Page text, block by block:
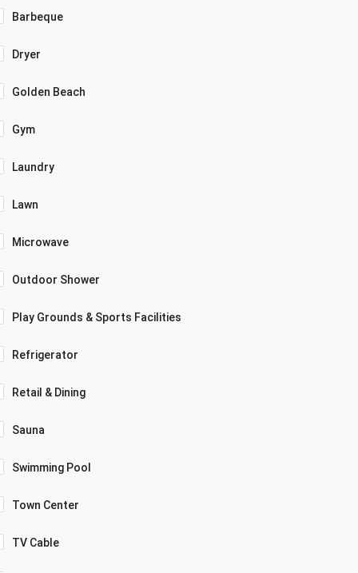
Barbeque
Dryer
Golden Beach
Gym
Laundry
Lawn
Microwave
Outdoor Shower
Play Grounds & Sports Facilities
Refrigerator
Retail & Dining
Sauna
Swimming Pool
Town Center
TV Cable